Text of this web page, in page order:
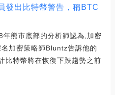
發出比特幣警告，稱BTC
熊市底部的分析師認為,加密
加密策略師Bluntz告訴他的
特幣將在恢復下跌趨勢之前